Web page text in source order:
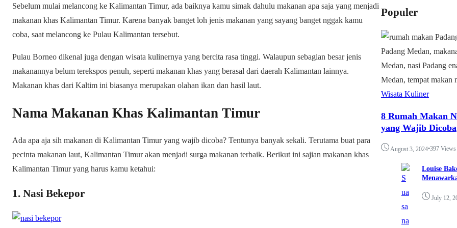
Sebelum mulai melancong ke Kalimantan Timur, ada baiknya kamu simak dahulu makanan apa saja yang menjadi
makanan khas Kalimantan Timur. Karena banyak banget loh jenis makanan yang sayang banget nggak kamu
coba, saat melancong ke Pulau Kalimantan tersebut.
Pulau Borneo dikenal juga dengan wisata kulinernya yang bercita rasa tinggi. Walaupun sebagian besar jenis
makanannya belum terekspos penuh, seperti makanan khas yang berasal dari daerah Kalimantan lainnya.
Makanan khas dari Kaltim ini biasanya merupakan olahan ikan dan hasil laut.
Nama Makanan Khas Kalimantan Timur
Ada apa aja sih makanan di Kalimantan Timur yang wajib dicoba? Tentunya banyak sekali. Terutama buat para
pecinta makanan laut, Kalimantan Timur akan menjadi surga makanan terbaik. Berikut ini sajian makanan khas
Kalimantan Timur yang harus kamu ketahui:
1. Nasi Bekepor
Populer
Wisata Kuliner
8 Rumah Makan
yang Wajib Dicoba
August 3, 2024•397 Views
Louise
July 12,